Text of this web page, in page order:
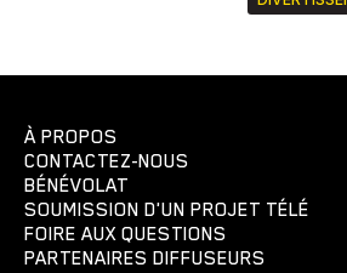
À PROPOS
CONTACTEZ-NOUS
BÉNÉVOLAT
SOUMISSION D'UN PROJET TÉLÉ
FOIRE AUX QUESTIONS
PARTENAIRES DIFFUSEURS